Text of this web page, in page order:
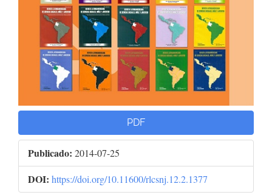
PDF
Publicado: 2014-07-25
DOI: https://doi.org/10.11600/rlcsnj.12.2.1377